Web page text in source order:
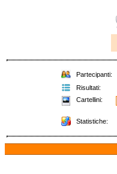
Partecipanti:
Risultati:
Cartellini:
Statistiche: